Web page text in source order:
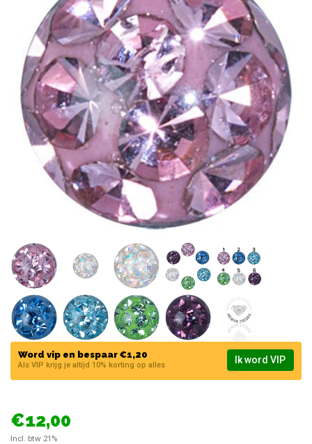
Word vip en bespaar €1,20
Als VIP krijg je altijd 10% korting op alles Ik word VIP
€12,00
Incl. btw 21%